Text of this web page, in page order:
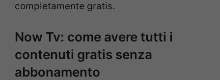
completamente gratis.
Now Tv: come avere tutti i
contenuti gratis senza
abbonamento